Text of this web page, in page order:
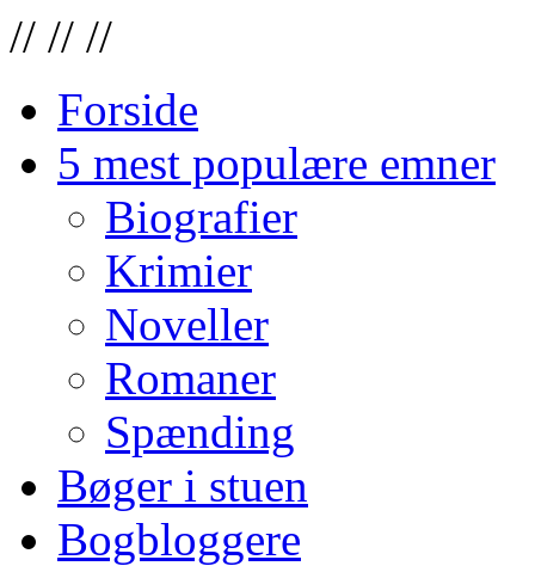
// // //
Forside
5 mest populære emner
Biografier
Krimier
Noveller
Romaner
Spænding
Bøger i stuen
Bogbloggere